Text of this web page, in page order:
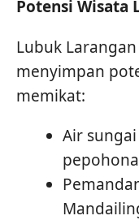
Potensi Wisata
Lubuk
menyimpan
memikat:
Air